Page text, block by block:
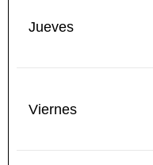
Jueves
Viernes